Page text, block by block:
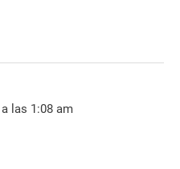
las 1:08 am